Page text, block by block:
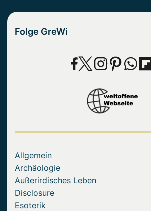
Folge GreWi
Allgemein
Archäologie
Außerirdisches Leben
Disclosure
Esoterik